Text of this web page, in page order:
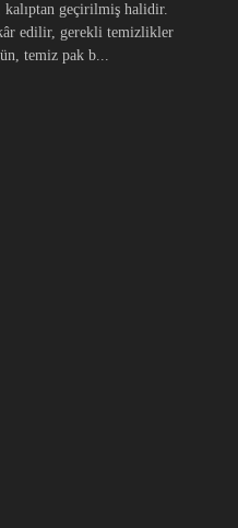
kalıptan geçirilmiş halidir.
edilir, gerekli temizlikler
temiz pak b...